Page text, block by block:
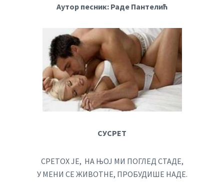
Аутор песник: Раде Пантелић
СУСРЕТ
СРЕТОХ ЈЕ, НА ЊОЈ МИ ПОГЛЕД СТАДЕ,
У МЕНИ СЕ ЖИВОТНЕ, ПРОБУДИШЕ НАДЕ.